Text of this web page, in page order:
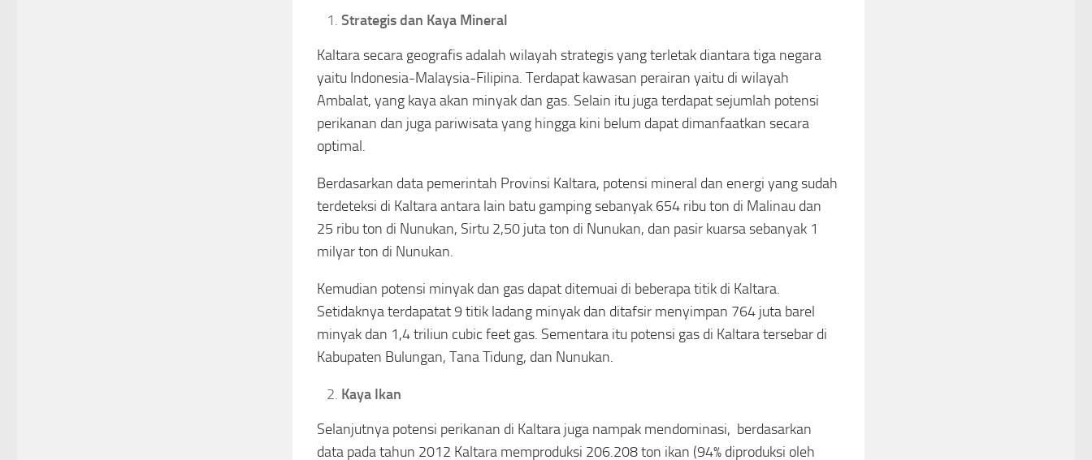
Strategis dan Kaya Mineral
Kaltara secara geografis adalah wilayah strategis yang terletak diantara tiga negara
yaitu Indonesia-Malaysia-Filipina. Terdapat kawasan perairan yaitu di wilayah
Ambalat, yang kaya akan minyak dan gas. Selain itu juga terdapat sejumlah potensi
perikanan dan juga pariwisata yang hingga kini belum dapat dimanfaatkan secara
optimal.
Berdasarkan data pemerintah Provinsi Kaltara, potensi mineral dan energi yang sudah
terdeteksi di Kaltara antara lain batu gamping sebanyak 654 ribu ton di Malinau dan
25 ribu ton di Nunukan, Sirtu 2,50 juta ton di Nunukan, dan pasir kuarsa sebanyak 1
milyar ton di Nunukan.
Kemudian potensi minyak dan gas dapat ditemuai di beberapa titik di Kaltara.
Setidaknya terdapatat 9 titik ladang minyak dan ditafsir menyimpan 764 juta barel
minyak dan 1,4 triliun cubic feet gas. Sementara itu potensi gas di Kaltara tersebar di
Kabupaten Bulungan, Tana Tidung, dan Nunukan.
Kaya Ikan
Selanjutnya potensi perikanan di Kaltara juga nampak mendominasi, berdasarkan
data pada tahun 2012 Kaltara memproduksi 206.208 ton ikan (94% di­produksi oleh